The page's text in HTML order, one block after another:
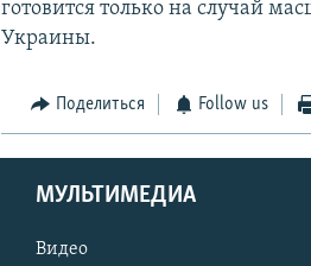
готовится только на случай
Украины.
Поделиться Follow us
МУЛЬТИМЕДИА
Видео